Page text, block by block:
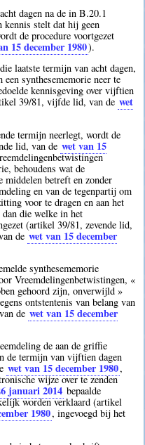
dagen na de in B.20.1
kennis stelt dat hij geen
de procedure voortgezet
15 december 1980).
laatste termijn van acht dagen,
synthesememorie neer te
kennisgeving over vijftien
39/81, vijfde lid, van de wet
termijn neerlegt, wordt de
lid, van de wet van 15
behoudens wat de
middelen betreft en zonder
en van de tegenpartij om
voor te dragen en aan het
dan die welke in het
(artikel 39/81, zevende lid,
de wet van 15 december
synthesememorie
Vreemdelingenbetwistingen, «
gehoord zijn, onverwijld »
ontstentenis van belang van
de wet van 15 december
de aan de griffie
de termijn van vijftien dagen
wet van 15 december 1980,
wijze over te zenden
januari 2014 bepaalde
worden verklaard (artikel
1980, ingevoegd bij het